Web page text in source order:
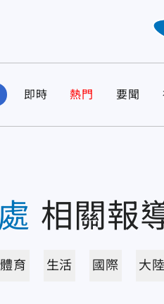
即時 熱門 要聞
相關報
體育 生活 國際 大陸